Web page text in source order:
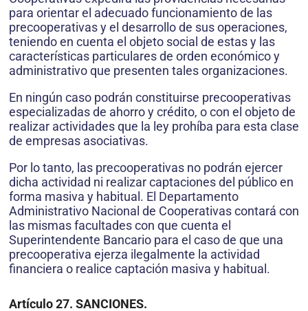
para orientar el adecuado funcionamiento de las
precooperativas y el desarrollo de sus operaciones,
teniendo en cuenta el objeto social de estas y las
características particulares de orden económico y
administrativo que presenten tales organizaciones.
En ningún caso podrán constituirse precooperativas
especializadas de ahorro y crédito, o con el objeto de
realizar actividades que la ley prohíba para esta clase
de empresas asociativas.
Por lo tanto, las precooperativas no podrán ejercer
dicha actividad ni realizar captaciones del público en
forma masiva y habitual. El Departamento
Administrativo Nacional de Cooperativas contará con
las mismas facultades con que cuenta el
Superintendente Bancario para el caso de que una
precooperativa ejerza ilegalmente la actividad
financiera o realice captación masiva y habitual.
Artículo 27. SANCIONES.